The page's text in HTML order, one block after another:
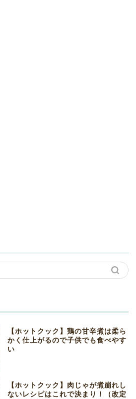
【ホットクック】鶏の甘辛煮は柔ら
かく仕上がるので子供でも食べやす
い
【ホットクック】肉じゃが煮崩れし
ないレシピはこれで決まり！（改定